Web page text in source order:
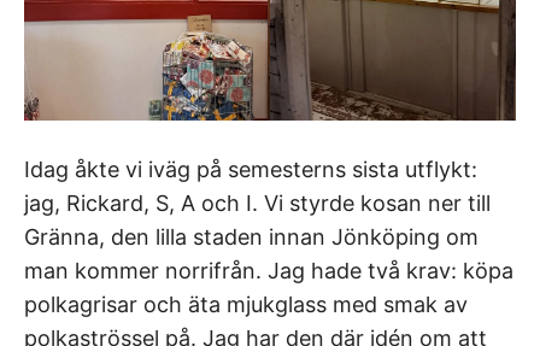
Idag åkte vi iväg på semesterns sista utflykt:
jag, Rickard, S, A och I. Vi styrde kosan ner till
Gränna, den lilla staden innan Jönköping om
man kommer norrifrån. Jag hade två krav: köpa
polkagrisar och äta mjukglass med smak av
polkaströssel på. Jag har den där idén om att